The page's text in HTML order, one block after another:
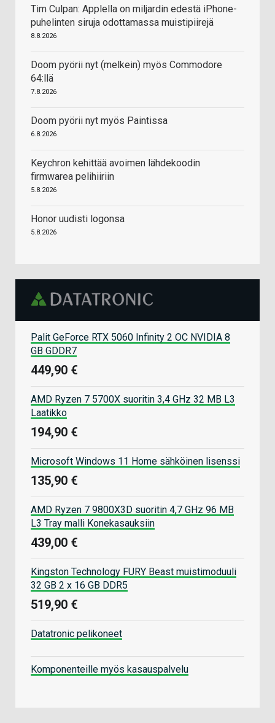
Tim Culpan: Applella on miljardin edestä iPhone-
puhelinten siruja odottamassa muistipiirejä
8.8.2026
Doom pyörii nyt (melkein) myös Commodore
64:llä
7.8.2026
Doom pyörii nyt myös Paintissa
6.8.2026
Keychron kehittää avoimen lähdekoodin
firmwarea pelihiiriin
5.8.2026
Honor uudisti logonsa
5.8.2026
Palit GeForce RTX 5060 Infinity 2 OC NVIDIA 8
GB GDDR7
449,90 €
AMD Ryzen 7 5700X suoritin 3,4 GHz 32 MB L3
Laatikko
194,90 €
Microsoft Windows 11 Home sähköinen lisenssi
135,90 €
AMD Ryzen 7 9800X3D suoritin 4,7 GHz 96 MB
L3 Tray malli Konekasauksiin
439,00 €
Kingston Technology FURY Beast muistimoduuli
32 GB 2 x 16 GB DDR5
519,90 €
Datatronic pelikoneet
Komponenteille myös kasauspalvelu